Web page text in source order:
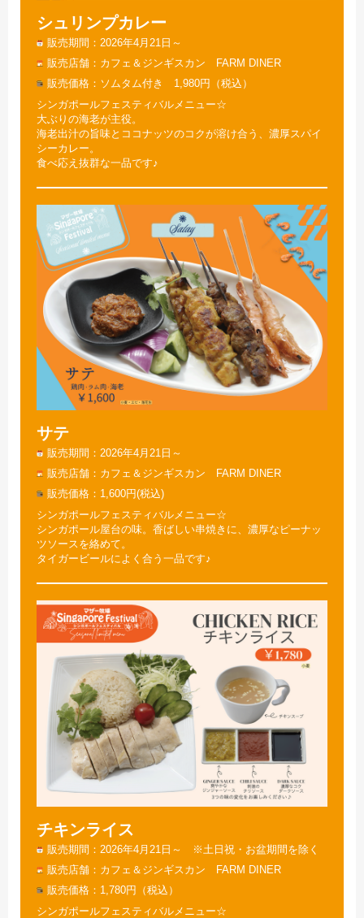
シュリンプカレー
販売期間
2026年4月21日～
販売店舗
カフェ＆ジンギスカン FARM DINER
販売価格
ソムタム付き 1,980円（税込）
シンガポールフェスティバルメニュー☆
大ぶりの海老が主役。
海老出汁の旨味とココナッツのコクが溶け合う、濃厚スパイ
シーカレー。
食べ応え抜群な一品です♪
サテ
販売期間
2026年4月21日～
販売店舗
カフェ＆ジンギスカン FARM DINER
販売価格
1,600円(税込)
シンガポールフェスティバルメニュー☆
シンガポール屋台の味。香ばしい串焼きに、濃厚なピーナッ
ツソースを絡めて。
タイガービールによく合う一品です♪
チキンライス
販売期間
2026年4月21日～ ※土日祝・お盆期間を除く
販売店舗
カフェ＆ジンギスカン FARM DINER
販売価格
1,780円（税込）
シンガポールフェスティバルメニュー☆